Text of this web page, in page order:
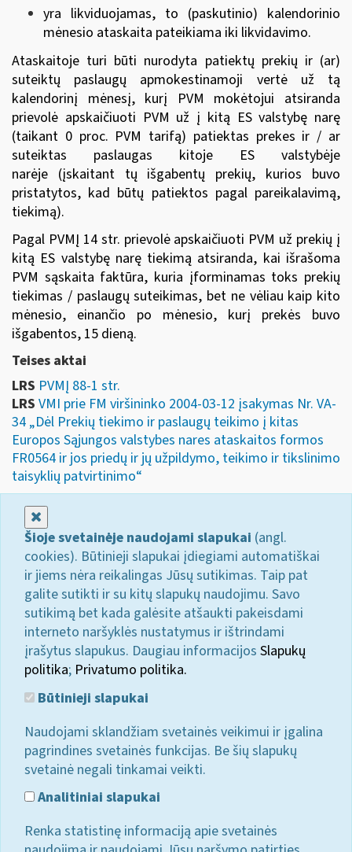
yra likviduojamas, to (paskutinio) kalendorinio
mėnesio ataskaita pateikiama iki likvidavimo.
Ataskaitoje turi būti nurodyta patiektų prekių ir (ar)
suteiktų paslaugų apmokestinamoji vertė už tą
kalendorinį mėnesį, kurį PVM mokėtojui atsiranda
prievolė apskaičiuoti PVM už į kitą ES valstybę narę
(taikant 0 proc. PVM tarifą) patiektas prekes ir / ar
suteiktas paslaugas kitoje ES valstybėje
narėje (įskaitant tų išgabentų prekių, kurios buvo
pristatytos, kad būtų patiektos pagal pareikalavimą,
tiekimą).
Pagal PVMĮ 14 str. prievolė apskaičiuoti PVM už prekių į
kitą ES valstybę narę tiekimą atsiranda, kai išrašoma
PVM sąskaita faktūra, kuria įforminamas toks prekių
tiekimas / paslaugų suteikimas, bet ne vėliau kaip kito
mėnesio, einančio po mėnesio, kurį prekės buvo
išgabentos, 15 dieną.
Teises aktai
LRS PVMĮ 88-1 str.
LRS VMI prie FM viršininko 2004-03-12 įsakymas Nr. VA-
34 „Dėl Prekių tiekimo ir paslaugų teikimo į kitas
Europos Sąjungos valstybes nares ataskaitos formos
FR0564 ir jos priedų ir jų užpildymo, teikimo ir tikslinimo
taisyklių patvirtinimo“
Šioje svetainėje naudojami slapukai (angl.
cookies). Būtinieji slapukai įdiegiami automatiškai
ir jiems nėra reikalingas Jūsų sutikimas. Taip pat
galite sutikti ir su kitų slapukų naudojimu. Savo
sutikimą bet kada galėsite atšaukti pakeisdami
interneto naršyklės nustatymus ir ištrindami
įrašytus slapukus. Daugiau informacijos Slapukų
politika; Privatumo politika.
Būtinieji slapukai
Naudojami sklandžiam svetainės veikimui ir įgalina
pagrindines svetainės funkcijas. Be šių slapukų
svetainė negali tinkamai veikti.
Analitiniai slapukai
Renka statistinę informaciją apie svetainės